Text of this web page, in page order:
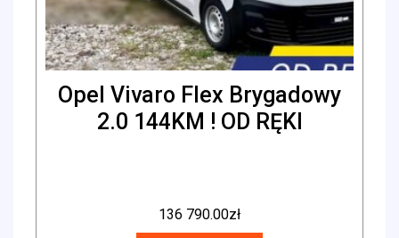
Opel Vivaro Flex Brygadowy
2.0 144KM ! OD RĘKI
136 790.00zł